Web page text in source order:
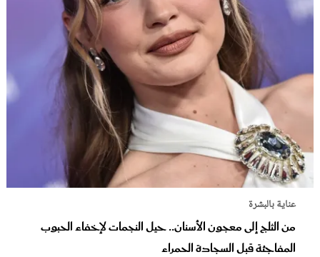
عناية بالبشرة
من الثلج إلى معجون الأسنان.. حيل النجمات لإخفاء الحبوب
المفاجئة قبل السجادة الحمراء